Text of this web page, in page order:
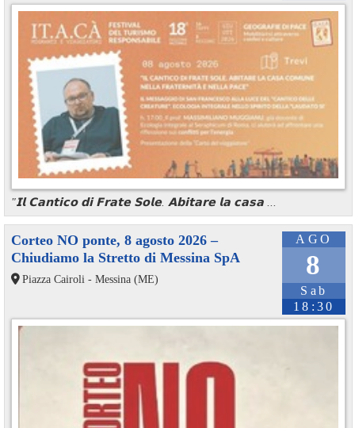
"𝗜𝗹 𝗖𝗮𝗻𝘁𝗶𝗰𝗼 𝗱𝗶 𝗙𝗿𝗮𝘁𝗲 𝗦𝗼𝗹𝗲. 𝗔𝗯𝗶𝘁𝗮𝗿𝗲 𝗹𝗮 𝗰𝗮𝘀𝗮 ...
AGO
8
Sab
18:30
Corteo NO ponte, 8 agosto 2026 –
Chiudiamo la Stretto di Messina SpA
Piazza Cairoli - Messina (ME)